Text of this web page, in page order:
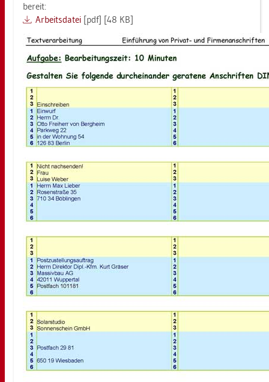
be­reit:
Ar­beits­da­tei [pdf] [48 KB]